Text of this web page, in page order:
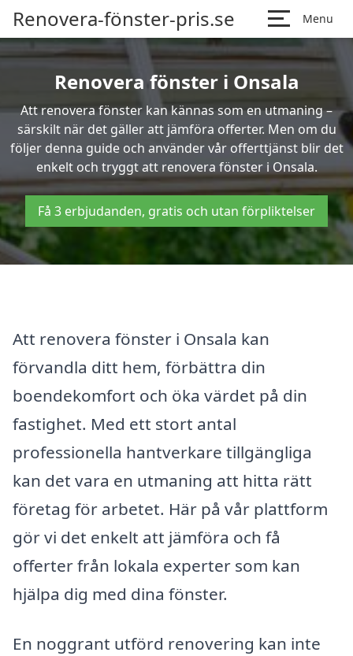
Renovera-fönster-pris.se Menu
Renovera fönster i Onsala
Att renovera fönster kan kännas som en utmaning –
särskilt när det gäller att jämföra offerter. Men om du
följer denna guide och använder vår offerttjänst blir det
enkelt och tryggt att renovera fönster i Onsala.
Få 3 erbjudanden, gratis och utan förpliktelser
Att renovera fönster i Onsala kan
förvandla ditt hem, förbättra din
boendekomfort och öka värdet på din
fastighet. Med ett stort antal
professionella hantverkare tillgängliga
kan det vara en utmaning att hitta rätt
företag för arbetet. Här på vår plattform
gör vi det enkelt att jämföra och få
offerter från lokala experter som kan
hjälpa dig med dina fönster.
En noggrant utförd renovering kan inte